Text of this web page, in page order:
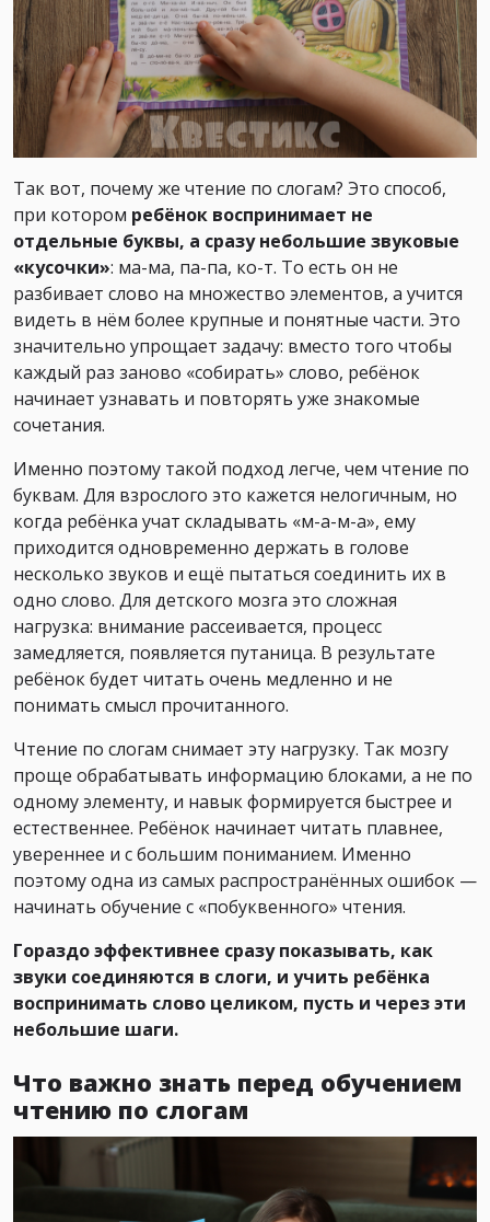
Так вот, почему же чтение по слогам? Это способ,
при котором ребёнок воспринимает не
отдельные буквы, а сразу небольшие звуковые
«кусочки»: ма-ма, па-па, ко-т. То есть он не
разбивает слово на множество элементов, а учится
видеть в нём более крупные и понятные части. Это
значительно упрощает задачу: вместо того чтобы
каждый раз заново «собирать» слово, ребёнок
начинает узнавать и повторять уже знакомые
сочетания.
Именно поэтому такой подход легче, чем чтение по
буквам. Для взрослого это кажется нелогичным, но
когда ребёнка учат складывать «м-а-м-а», ему
приходится одновременно держать в голове
несколько звуков и ещё пытаться соединить их в
одно слово. Для детского мозга это сложная
нагрузка: внимание рассеивается, процесс
замедляется, появляется путаница. В результате
ребёнок будет читать очень медленно и не
понимать смысл прочитанного.
Чтение по слогам снимает эту нагрузку. Так мозгу
проще обрабатывать информацию блоками, а не по
одному элементу, и навык формируется быстрее и
естественнее. Ребёнок начинает читать плавнее,
увереннее и с большим пониманием. Именно
поэтому одна из самых распространённых ошибок —
начинать обучение с «побуквенного» чтения.
Гораздо эффективнее сразу показывать, как
звуки соединяются в слоги, и учить ребёнка
воспринимать слово целиком, пусть и через эти
небольшие шаги.
Что важно знать перед обучением
чтению по слогам